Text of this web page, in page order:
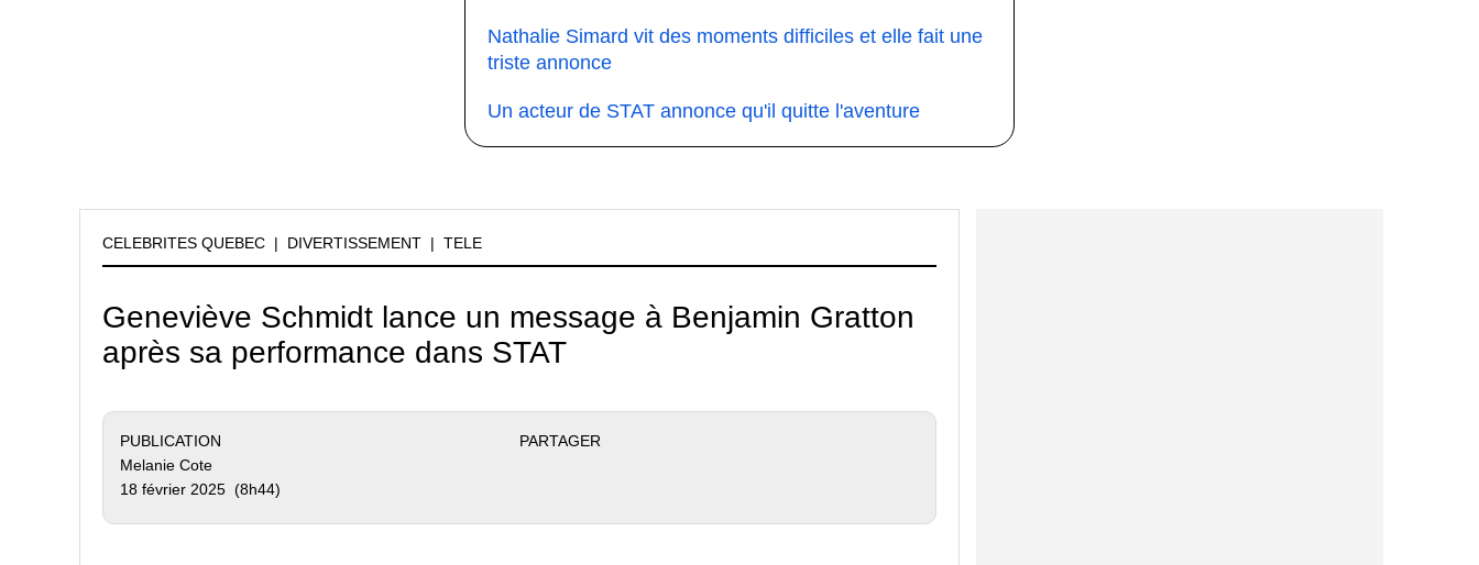
Nathalie Simard vit des moments difficiles et elle fait une
triste annonce
Un acteur de STAT annonce qu'il quitte l'aventure
CELEBRITES QUEBEC | DIVERTISSEMENT | TELE
Geneviève Schmidt lance un message à Benjamin Gratton
après sa performance dans STAT
PUBLICATION
Melanie Cote
18 février 2025 (8h44)
PARTAGER